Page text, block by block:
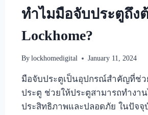
ทำไมมือจับประตูถึง
Lockhome?
By lockhomedigital January 11, 2024
มือจับประตูเป็นอุปกรณ์สำคัญที่ช่ว
ประตู ช่วยให้ประตูสามารถทำงา
ประสิทธิภาพและปลอดภัย ในปัจ